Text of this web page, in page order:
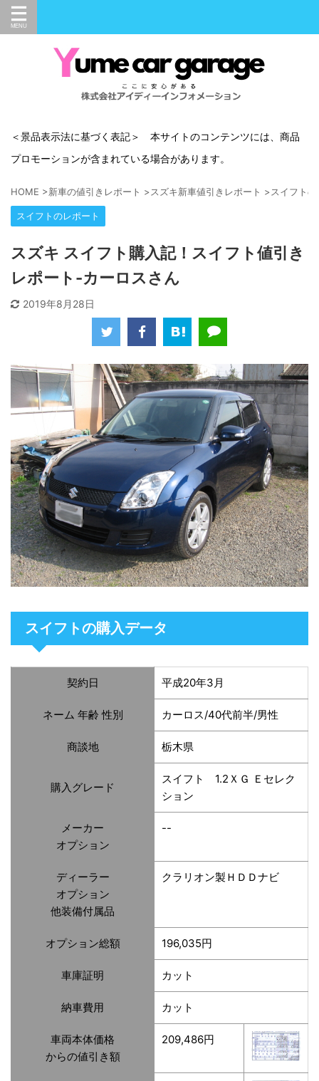
＜景品表示法に基づく表記＞ 本サイトのコンテンツには、商品
プロモーションが含まれている場合があります。
HOME >新車の値引きレポート >スズキ新車値引きレポート >スイフト
スイフトのレポート
スズキ スイフト購入記！スイフト値引き
レポート-カーロスさん
2019年8月28日
スイフトの購入データ
契約日 平成20年3月
ネーム 年齢 性別 カーロス/40代前半/男性
商談地 栃木県
購入グレード
スイフト 1.2ＸＧ Ｅセレク
ション
メーカー
オプション
--
ディーラー
オプション
他装備付属品
クラリオン製ＨＤＤナビ
オプション総額 196,035円
車庫証明 カット
納車費用 カット
車両本体価格
からの値引き額
209,486円